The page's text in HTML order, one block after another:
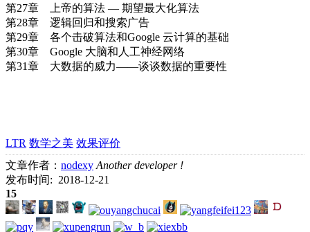
第27章 上帝的算法 — 期望最大化算法
第28章 逻辑回归和搜索广告
第29章 各个击破算法和Google 云计算的基础
第30章 Google 大脑和人工神经网络
第31章 大数据的威力——谈谈数据的重要性
LTR 数学之美 效果评价
文章作者： nodexy Another developer !
发布时间: 2018-12-21
15